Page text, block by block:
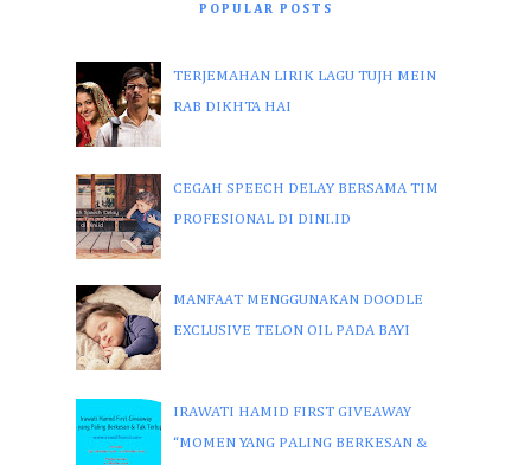
POPULAR POSTS
TERJEMAHAN LIRIK LAGU TUJH MEIN
RAB DIKHTA HAI
CEGAH SPEECH DELAY BERSAMA TIM
PROFESIONAL DI DINI.ID
MANFAAT MENGGUNAKAN DOODLE
EXCLUSIVE TELON OIL PADA BAYI
IRAWATI HAMID FIRST GIVEAWAY
“MOMEN YANG PALING BERKESAN &